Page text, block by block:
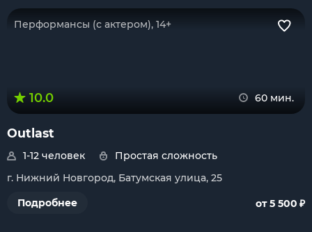
Перформансы (с актером), 14+
10.0 60 мин.
Outlast
1-12 человек
Простая сложность
г. Нижний Новгород, Батумская улица, 25
Подробнее
от 5 500 ₽